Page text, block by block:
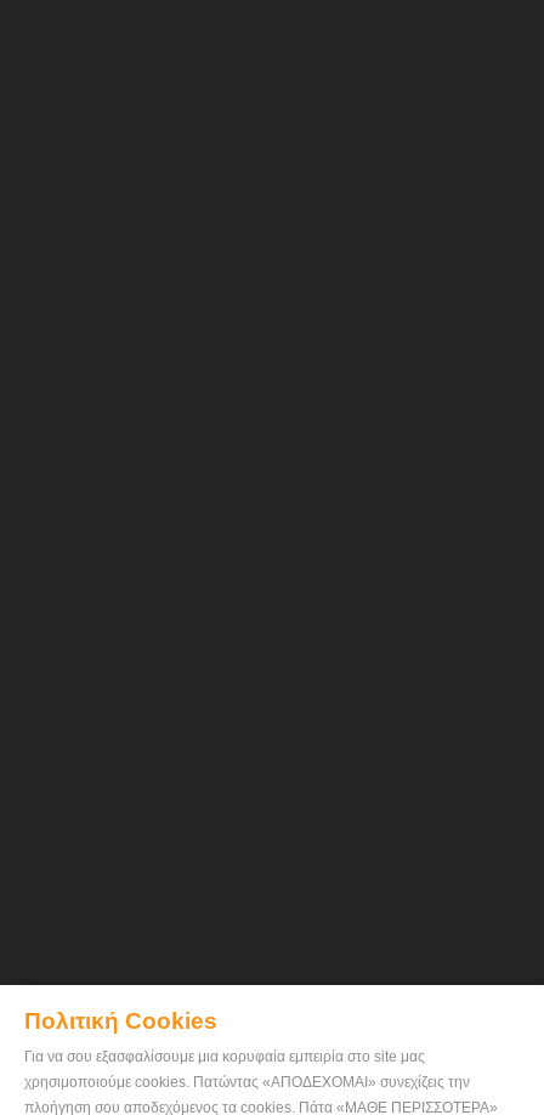
Πολιτική Cookies
Για να σου εξασφαλίσουμε μια κορυφαία εμπειρία στο site μας
χρησιμοποιούμε cookies. Πατώντας «ΑΠΟΔΕΧΟΜΑΙ» συνεχίζεις την
πλοήγηση σου αποδεχόμενος τα cookies. Πάτα «ΜΑΘΕ ΠΕΡΙΣΣΟΤΕΡΑ»